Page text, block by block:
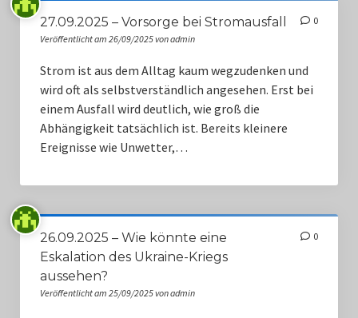
27.09.2025 – Vorsorge bei Stromausfall
Veröffentlicht am 26/09/2025 von admin
0
Strom ist aus dem Alltag kaum wegzudenken und
wird oft als selbstverständlich angesehen. Erst bei
einem Ausfall wird deutlich, wie groß die
Abhängigkeit tatsächlich ist. Bereits kleinere
Ereignisse wie Unwetter,…
26.09.2025 – Wie könnte eine
Eskalation des Ukraine-Kriegs
aussehen?
Veröffentlicht am 25/09/2025 von admin
0